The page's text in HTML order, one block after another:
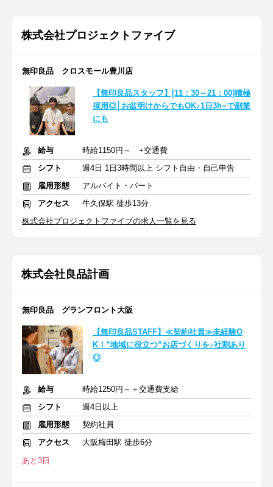
株式会社プロジェクトファイブ
無印良品 クロスモール豊川店
【無印良品スタッフ】[11：30～21：00]積極
採用◎│お盆明けからでもOK♪1日3h~で副業
にも
給与
時給1150円～ +交通費
シフト
週4日 1日3時間以上 シフト自由・自己申告
雇用形態
アルバイト・パート
アクセス
牛久保駅 徒歩13分
株式会社プロジェクトファイブの求人一覧を見る
株式会社良品計画
無印良品 グランフロント大阪
【無印良品STAFF】≪契約社員≫未経験O
K！”地域に役立つ”お店づくりを♪社割あり
◎
給与
時給1250円～＋交通費支給
シフト
週4日以上
雇用形態
契約社員
アクセス
大阪梅田駅 徒歩6分
あと3日